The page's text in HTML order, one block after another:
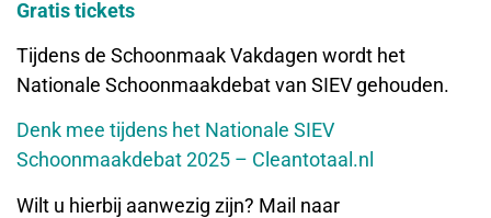
Gratis tickets
Tijdens de Schoonmaak Vakdagen wordt het
Nationale Schoonmaakdebat van SIEV gehouden.
Denk mee tijdens het Nationale SIEV
Schoonmaakdebat 2025 – Cleantotaal.nl
Wilt u hierbij aanwezig zijn? Mail naar